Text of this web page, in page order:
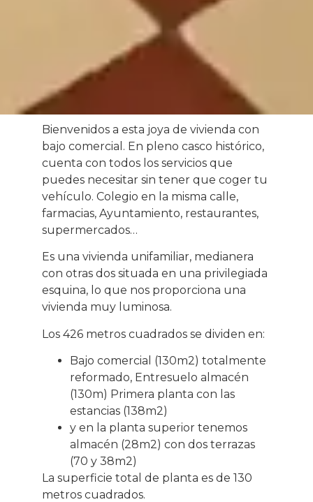
Bienvenidos a esta joya de vivienda con
bajo comercial. En pleno casco histórico,
cuenta con todos los servicios que
puedes necesitar sin tener que coger tu
vehículo. Colegio en la misma calle,
farmacias, Ayuntamiento, restaurantes,
supermercados…
Es una vivienda unifamiliar, medianera
con otras dos situada en una privilegiada
esquina, lo que nos proporciona una
vivienda muy luminosa.
Los 426 metros cuadrados se dividen en:
Bajo comercial (130m2) totalmente
reformado, Entresuelo almacén
(130m) Primera planta con las
estancias (138m2)
y en la planta superior tenemos
almacén (28m2) con dos terrazas
(70 y 38m2)
La superficie total de planta es de 130
metros cuadrados.